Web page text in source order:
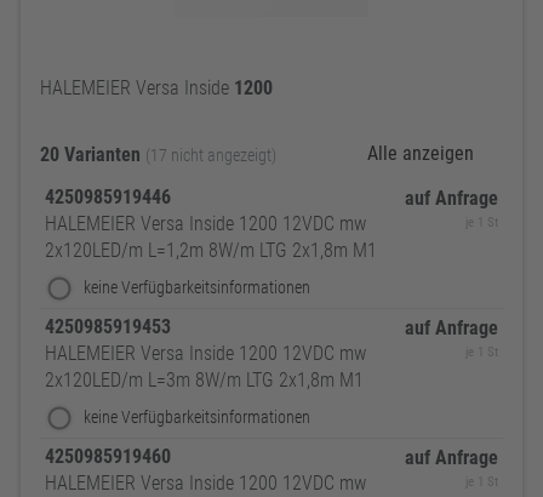
HALEMEIER Versa Inside 1200
20 Varianten (17 nicht angezeigt)
Alle anzeigen
4250985919446
HALEMEIER Versa Inside 1200 12VDC mw
2x120LED/m L=1,2m 8W/m LTG 2x1,8m M1
keine Verfügbarkeitsinformationen
auf Anfrage
je 1 St
4250985919453
HALEMEIER Versa Inside 1200 12VDC mw
2x120LED/m L=3m 8W/m LTG 2x1,8m M1
keine Verfügbarkeitsinformationen
auf Anfrage
je 1 St
4250985919460
HALEMEIER Versa Inside 1200 12VDC mw
auf Anfrage
je 1 St